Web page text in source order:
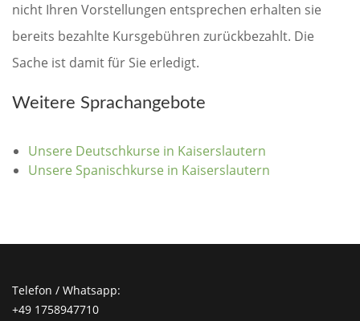
nicht Ihren Vorstellungen entsprechen erhalten sie
bereits bezahlte Kursgebühren zurückbezahlt. Die
Sache ist damit für Sie erledigt.
Weitere Sprachangebote
Unsere Deutschkurse in Kaiserslautern
Unsere Spanischkurse in Kaiserslautern
Telefon / Whatsapp:
+49 1758947710